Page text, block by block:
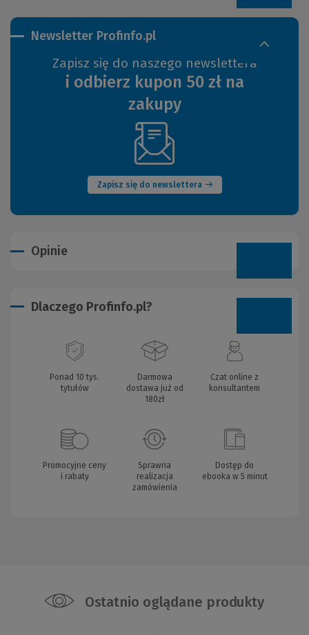
Newsletter Profinfo.pl
Zapisz się do naszego newslettera
i odbierz kupon 50 zł na
zakupy
Zapisz się do newslettera
(Nowe
okno)
Opinie
Dlaczego Profinfo.pl?
Ponad 10 tys.
tytułów
Darmowa
dostawa już od
180zł
Czat online z
konsultantem
Promocyjne ceny
i rabaty
Sprawna
realizacja
zamówienia
Dostęp do
ebooka w 5 minut
Ostatnio oglądane produkty